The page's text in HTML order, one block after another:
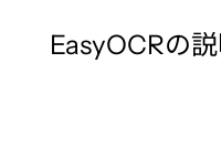
EasyOCRの